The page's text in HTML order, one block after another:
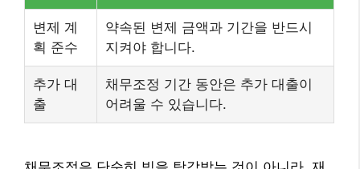
변제 계
획 준수
약속된 변제 금액과 기간을 반드시
지켜야 합니다.
추가 대
출
채무조정 기간 동안은 추가 대출이
어려울 수 있습니다.